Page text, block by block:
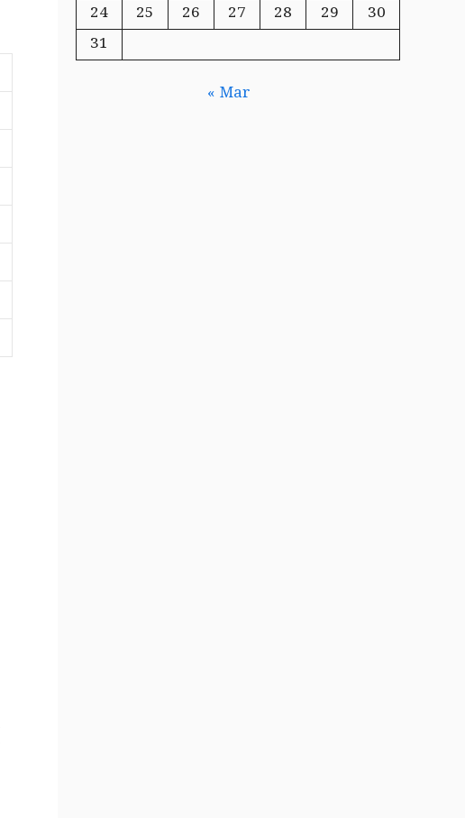
24
25 26 27 28 29
30
31
« Mar